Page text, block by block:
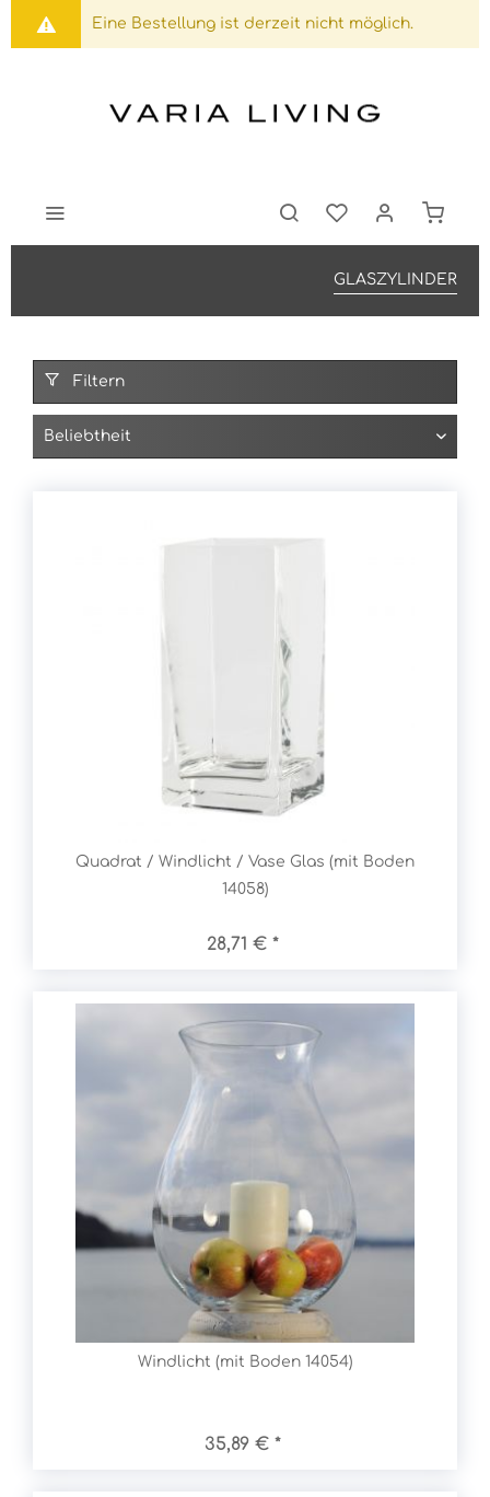
Eine Bestellung ist derzeit nicht möglich.
GLASZYLINDER
Filtern
Quadrat / Windlicht / Vase Glas (mit Boden
14058)
28,71 € *
Windlicht (mit Boden 14054)
35,89 € *